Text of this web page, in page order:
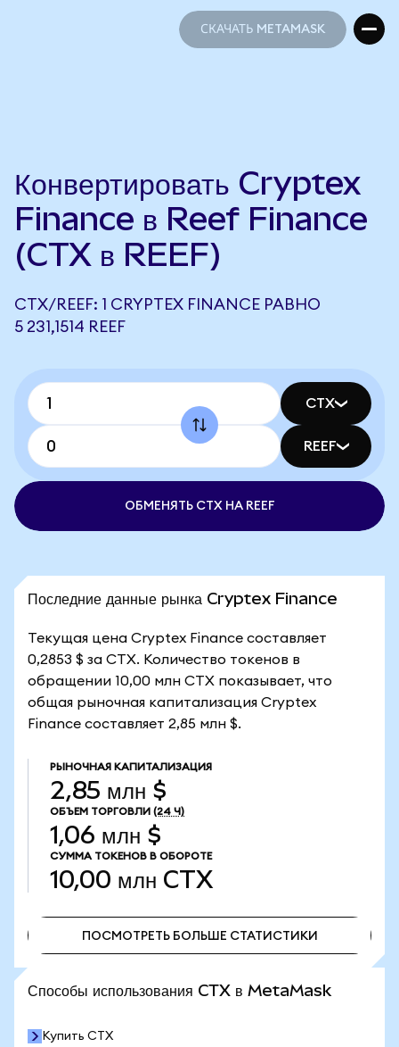
СКАЧАТЬ METAMASK
Конвертировать Cryptex
Finance в Reef Finance
(CTX в REEF)
CTX/REEF: 1 CRYPTEX FINANCE РАВНО
5 231,1514 REEF
CTX
REEF
ОБМЕНЯТЬ CTX НА REEF
Последние данные рынка Cryptex Finance
Текущая цена Cryptex Finance составляет
0,2853 $ за CTX. Количество токенов в
обращении 10,00 млн CTX показывает, что
общая рыночная капитализация Cryptex
Finance составляет 2,85 млн $.
РЫНОЧНАЯ КАПИТАЛИЗАЦИЯ
2,85 млн $
ОБЪЕМ ТОРГОВЛИ (24 Ч)
1,06 млн $
СУММА ТОКЕНОВ В ОБОРОТЕ
10,00 млн CTX
ПОСМОТРЕТЬ БОЛЬШЕ СТАТИСТИКИ
Способы использования CTX в MetaMask
Купить CTX